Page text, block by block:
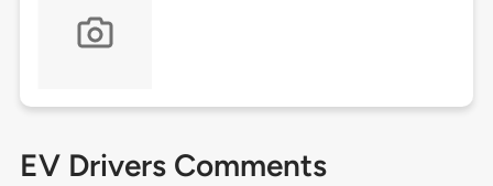
EV Drivers Comments